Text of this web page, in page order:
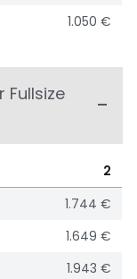
1.050 €
Fullsize
2
1.744 €
1.649 €
1.943 €